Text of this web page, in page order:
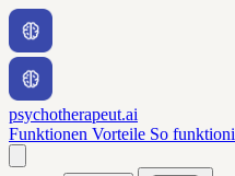
psychotherapeut.ai
Funktionen Vorteile So